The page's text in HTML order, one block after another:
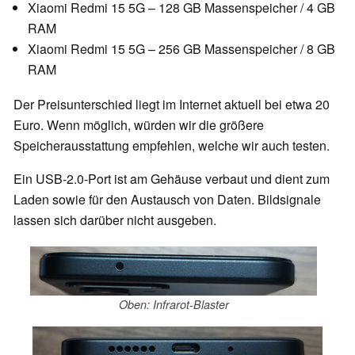
Xiaomi Redmi 15 5G – 128 GB Massenspeicher / 4 GB
RAM
Xiaomi Redmi 15 5G – 256 GB Massenspeicher / 8 GB
RAM
Der Preisunterschied liegt im Internet aktuell bei etwa 20
Euro. Wenn möglich, würden wir die größere
Speicherausstattung empfehlen, welche wir auch testen.
Ein USB-2.0-Port ist am Gehäuse verbaut und dient zum
Laden sowie für den Austausch von Daten. Bildsignale
lassen sich darüber nicht ausgeben.
Oben: Infrarot-Blaster